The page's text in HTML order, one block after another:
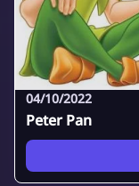
04/10/2022
Peter Pan